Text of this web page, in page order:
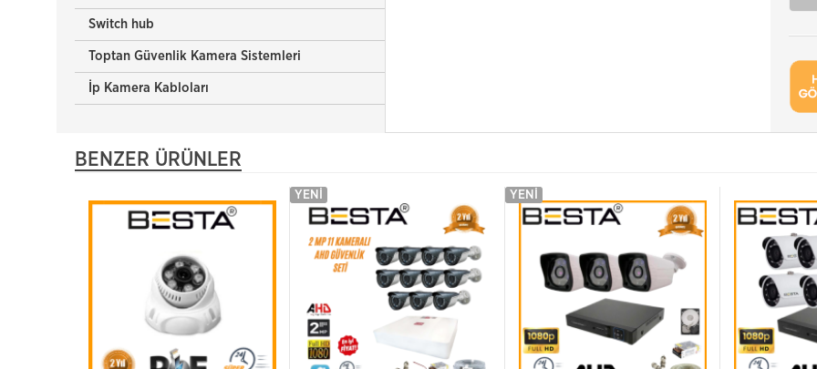
Switch hub
Toptan Güvenlik Kamera Sistemleri
İp Kamera Kabloları
BENZER ÜRÜNLER
YENI YENI